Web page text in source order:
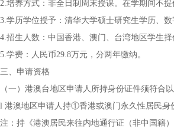
2.培养方式：非全日制周末授课。在学期间不
3.学历学位授予：清华大学硕士研究生学历、数
4.招生人数：中国香港、澳门、台湾地区学生择
5.学费：人民币29.8万元，分两年缴纳。
三、申请资格
（一）港澳台地区申请人所持身份证件须符合以
l 港澳地区申请人持①香港或澳门永久性居民
注：持《港澳居民来往内地通行证（非中国籍